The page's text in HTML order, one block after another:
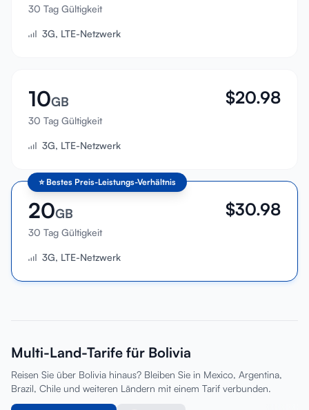
30 Tag Gültigkeit
3G, LTE-Netzwerk
10GB
30 Tag Gültigkeit
$20.98
3G, LTE-Netzwerk
⭐ Bestes Preis-Leistungs-Verhältnis
20GB
30 Tag Gültigkeit
$30.98
3G, LTE-Netzwerk
Multi-Land-Tarife für Bolivia
Reisen Sie über Bolivia hinaus? Bleiben Sie in Mexico, Argentina,
Brazil, Chile und weiteren Ländern mit einem Tarif verbunden.